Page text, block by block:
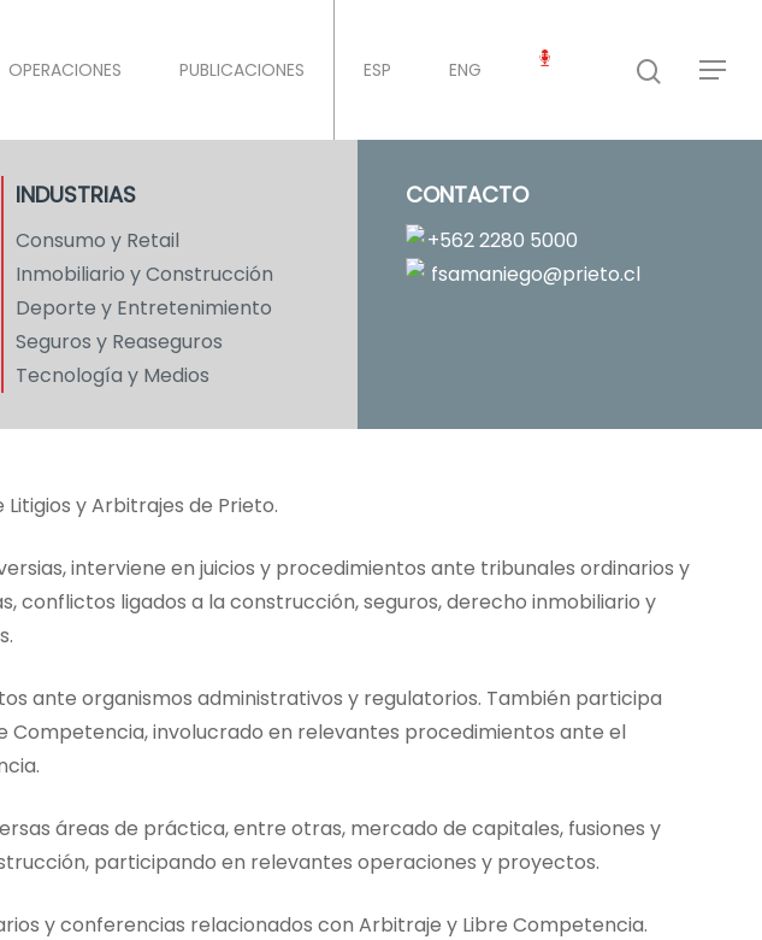
OPERACIONES PUBLICACIONES ESP ENG
INDUSTRIAS
Consumo y Retail
Inmobiliario y Construcción
Deporte y Entretenimiento
Seguros y Reaseguros
Tecnología y Medios
CONTACTO
+562 2280 5000
fsamaniego@prieto.cl
y Arbitrajes de Prieto.
interviene en juicios y procedimientos ante tribunales ordinarios y
conflictos ligados a la construcción, seguros, derecho inmobiliario y
ante organismos administrativos y regulatorios. También participa
involucrado en relevantes procedimientos ante el
áreas de práctica, entre otras, mercado de capitales, fusiones y
participando en relevantes operaciones y proyectos.
y conferencias relacionados con Arbitraje y Libre Competencia.